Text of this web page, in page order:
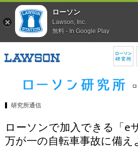
研究所通信
ローソンで加入できる「e
万が一の自転車事故に備え
ローソン
Lawson, Inc.
無料 - In Google Play